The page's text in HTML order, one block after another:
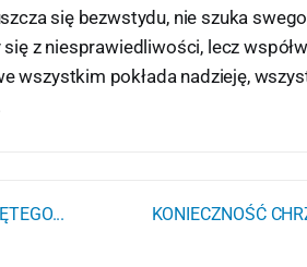
się bezwstydu, nie szuka
z niesprawiedliwości, lecz
wszystkim pokłada nadzieję,
KONIECZNOŚĆ